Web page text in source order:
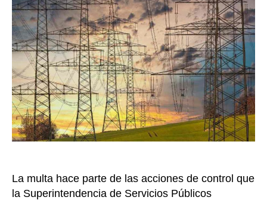
a
por
baja
en
el
La multa hace parte de las acciones de control que
la Superintendencia de Servicios Públicos